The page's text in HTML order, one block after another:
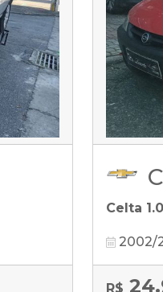
Celta
2002/
R$